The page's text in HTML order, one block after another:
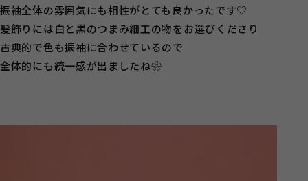
振袖全体の雰囲気にも相性がとても良かったです♡
髪飾りには白と黒のつまみ細工の物をお選びくださり
古典的で色も振袖に合わせているので
全体的にも統一感が出ましたね❀